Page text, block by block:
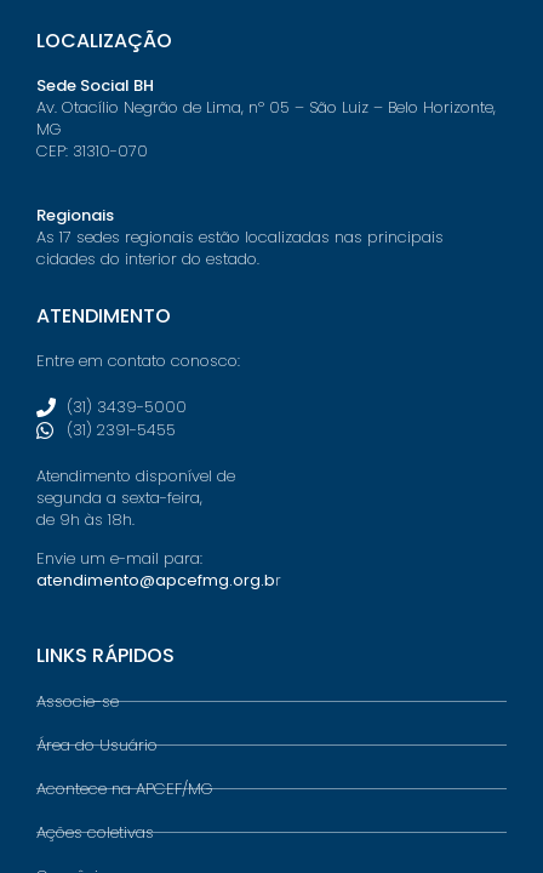
LOCALIZAÇÃO
Sede Social BH
Av. Otacílio Negrão de Lima, nº 05 – São Luiz – Belo Horizonte,
MG
CEP: 31310-070
Regionais
As 17 sedes regionais estão localizadas nas principais
cidades do interior do estado.
ATENDIMENTO
Entre em contato conosco:
(31) 3439-5000
(31) 2391-5455
Atendimento disponível de
segunda a sexta-feira,
de 9h às 18h.
Envie um e-mail para:
atendimento@apcefmg.org.br
LINKS RÁPIDOS
Associe-se
Área do Usuário
Acontece na APCEF/MG
Ações coletivas